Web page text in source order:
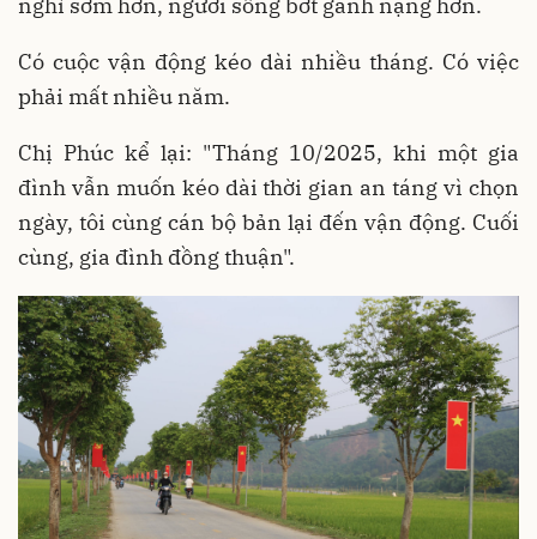
nghỉ sớm hơn, người sống bớt gánh nặng hơn.
Có cuộc vận động kéo dài nhiều tháng. Có việc
phải mất nhiều năm.
Chị Phúc kể lại: "Tháng 10/2025, khi một gia
đình vẫn muốn kéo dài thời gian an táng vì chọn
ngày, tôi cùng cán bộ bản lại đến vận động. Cuối
cùng, gia đình đồng thuận".